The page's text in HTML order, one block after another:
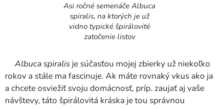
Asi ročné semenáče Albuca
spiralis, na ktorých je už
vidno typické špirálovité
zatočenie listov
Albuca spiralis je súčasťou mojej zbierky už niekoľko
rokov a stále ma fascinuje. Ak máte rovnaký vkus ako ja
a chcete osviežiť svoju domácnosť, príp. zaujať aj vaše
návštevy, táto špirálovitá kráska je tou správnou